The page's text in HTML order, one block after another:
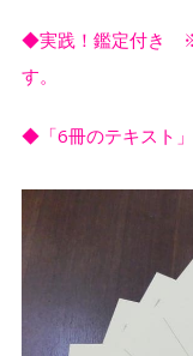
◆実践！鑑定付き
す。
◆「6冊のテキスト